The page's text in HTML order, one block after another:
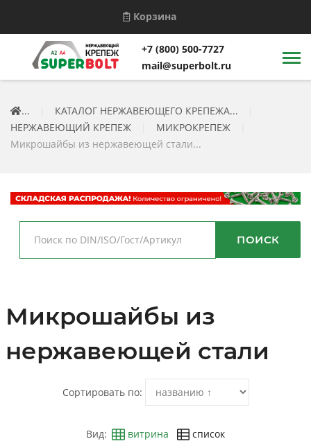
Корзина
+7 (800) 500-7727
mail@superbolt.ru
... КАТАЛОГ НЕРЖАВЕЮЩЕГО КРЕПЕЖА...
НЕРЖАВЕЮЩИЙ КРЕПЕЖ
МИКРОКРЕПЕЖ
Микрошайбы из нержавеющей стали...
ПОИСК
Микрошайбы из
нержавеющей стали
Сортировать по:
Вид: витрина список